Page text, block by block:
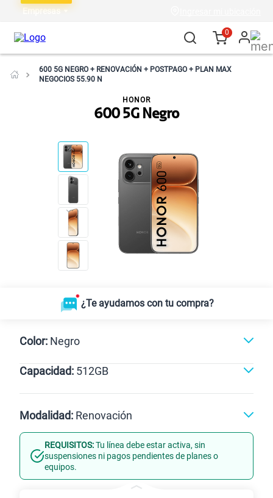
Empresas
0
600 5G NEGRO + RENOVACIÓN + POSTPAGO + PLAN MAX
NEGOCIOS 55.90 N
600 5G Negro
HONOR
¿Te ayudamos con tu compra?
Color: Negro
Naranja
Capacidad: 512GB
512GB
Modalidad: Renovación
Línea Nueva Portabilidad
REQUISITOS:Tu línea debe estar activa, sin
suspensiones ni pagos pendientes de planes o
equipos.